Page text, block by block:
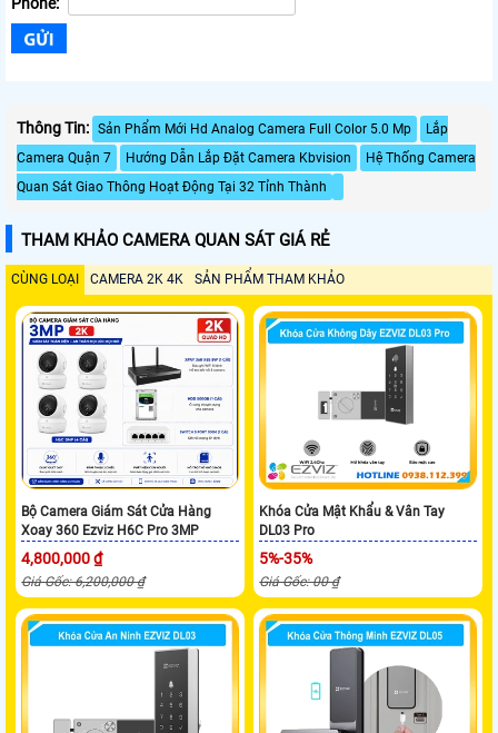
Phone:
Thông Tin: Sản Phẩm Mới Hd Analog Camera Full Color 5.0 Mp
Lắp
Camera Quận 7
Hướng Dẫn Lắp Đặt Camera Kbvision
Hệ Thống Camera
Quan Sát Giao Thông Hoạt Động Tại 32 Tỉnh Thành
THAM KHẢO CAMERA QUAN SÁT GIÁ RẺ
CÙNG LOẠI CAMERA 2K 4K SẢN PHẨM THAM KHẢO
Bộ Camera Giám Sát Cửa Hàng
Xoay 360 Ezviz H6C Pro 3MP
4,800,000 ₫
Giá Gốc: 6,200,000 ₫
Khóa Cửa Mật Khẩu & Vân Tay
DL03 Pro
5%-35%
Giá Gốc: 00 ₫